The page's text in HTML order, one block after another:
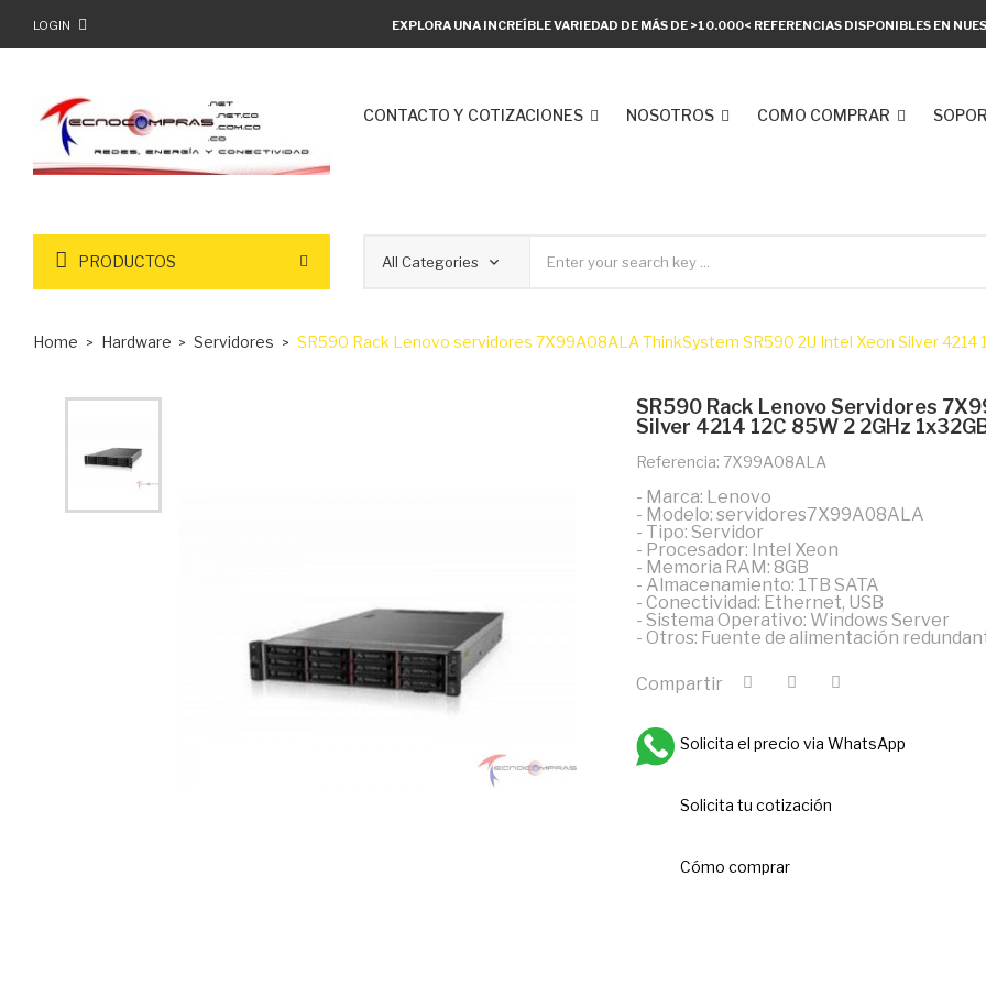
EXPLORA UNA INCREÍBLE VARIEDAD DE MÁS DE >10.000< REFERENCIAS DISPONIBLES EN
LOGIN
CONTACTO Y COTIZACIONES NOSOTROS COMO COMPRAR
PRODUCTOS
Home Hardware Servidores SR590 Rack Lenovo servidores 7X99A08ALA ThinkSystem SR590 2U Intel Xeon Silver 4214
SR590 Rack Lenovo Servidores
Silver 4214 12C 85W 2 2GHz
Referencia: 7X99A08ALA
- Marca: Lenovo
- Modelo: servidores7X99A08ALA
- Tipo: Servidor
- Procesador: Intel Xeon
- Memoria RAM: 8GB
- Almacenamiento: 1TB SATA
- Conectividad: Ethernet, USB
- Sistema Operativo: Windows Server
- Otros: Fuente de alimentación
Compartir
Solicita el precio via WhatsApp
Solicita tu cotización
Cómo comprar